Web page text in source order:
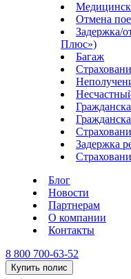
Отмена
Задержка/
Плюс»)
Багаж
Задержка
Блог
Новости
Партнерам
О компании
Контакты
8 800 700-63-52
Купить полис